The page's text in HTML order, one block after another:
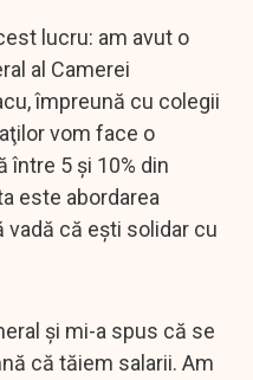
lucru: am avut o
al Camerei
împreună cu colegii
vom face o
între 5 şi 10% din
este abordarea
vadă că eşti solidar cu
şi mi-a spus că se
că tăiem salarii. Am